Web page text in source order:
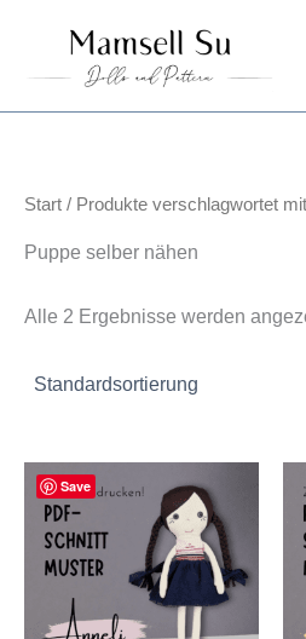
springen
Start / Produkte verschlagwortet
Puppe selber nähen
Alle 2 Ergebnisse werden
Save